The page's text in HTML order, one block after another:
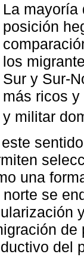
La mayoría
posición
los
Sur y Sur-
más ricos
y militar
una
norte se
de
del